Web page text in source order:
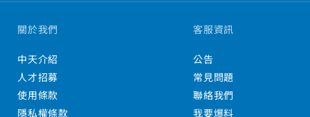
關於我們
中天介紹
人才招募
使用條款
隱私權條款
客服資訊
公告
常見問題
聯絡我們
我要爆料